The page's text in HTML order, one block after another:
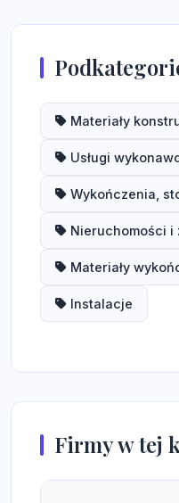
Materiały
Usługi
Wykończenia,
Nieruchomości i
Materiały
Instalacje
Firmy w tej